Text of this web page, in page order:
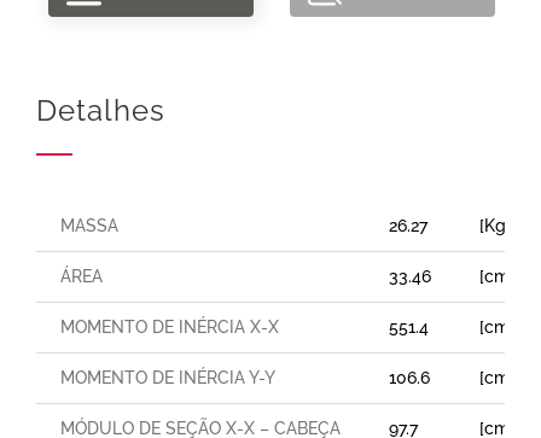
Detalhes
MASSA 26.27 [Kg/m]
ÁREA 33.46 [cm²]
MOMENTO DE INÉRCIA X-X 551.4 [cm⁴]
MOMENTO DE INÉRCIA Y-Y 106.6 [cm⁴]
MÓDULO DE SEÇÃO X-X – CABEÇA 97.7 [cm³]